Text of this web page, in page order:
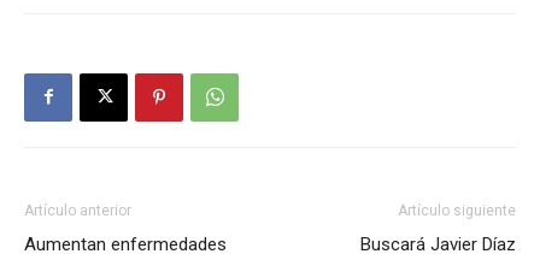
Artículo anterior
Aumentan enfermedades
Artículo siguiente
Buscará Javier Díaz